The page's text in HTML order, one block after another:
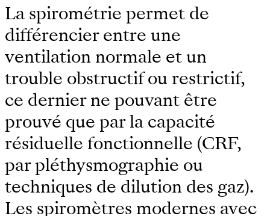
La spirométrie permet de
différencier entre une
ventilation normale et un
trouble obstructif ou restrictif,
ce dernier ne pouvant être
prouvé que par la capacité
résiduelle fonctionnelle (CRF,
par pléthysmographie ou
techniques de dilution des gaz).
Les spiromètres modernes avec